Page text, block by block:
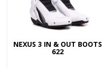
NEXUS 3 IN & OUT BOOTS
622